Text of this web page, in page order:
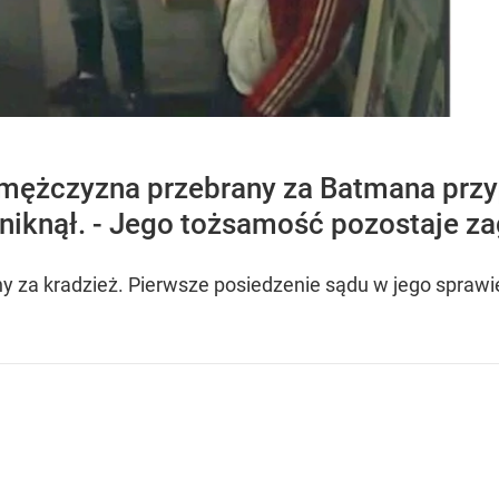
przebrany za Batmana
- Jego tożsamość pozostaje
za kradzież. Pierwsze posiedzenie sądu w jego